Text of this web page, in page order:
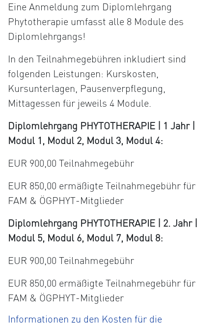
Eine Anmeldung zum Diplomlehrgang
Phytotherapie umfasst alle 8 Module des
Diplomlehrgangs!
In den Teilnahmegebühren inkludiert sind
folgenden Leistungen: Kurskosten,
Kursunterlagen, Pausenverpflegung,
Mittagessen für jeweils 4 Module.
Diplomlehrgang PHYTOTHERAPIE | 1 Jahr |
Modul 1, Modul 2, Modul 3, Modul 4:
EUR 900,00 Teilnahmegebühr
EUR 850,00 ermäßigte Teilnahmegebühr für
FAM & ÖGPHYT-Mitglieder
Diplomlehrgang PHYTOTHERAPIE | 2. Jahr |
Modul 5, Modul 6, Modul 7, Modul 8:
EUR 900,00 Teilnahmegebühr
EUR 850,00 ermäßigte Teilnahmegebühr für
FAM & ÖGPHYT-Mitglieder
Informationen zu den Kosten für die